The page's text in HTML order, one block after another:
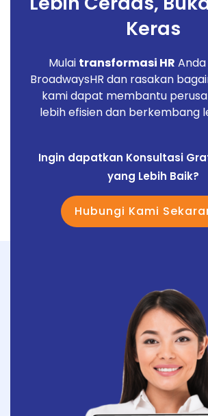
Input Master Leave Group
Input Master Leave
Make Transaction
Request
Keras
Mulai transformasi HR
BroadwaysHR dan rasakan
kami dapat membantu
lebih efisien dan berkembang
Ingin dapatkan Konsultasi
yang Lebih Baik?
Hubungi Kami